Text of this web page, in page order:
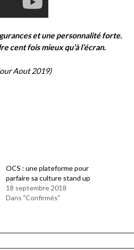
et une personnalité forte.
cent fois mieux qu’à l’écran.
Aout 2019)
OCS : une plateforme pour
parfaire sa culture stand up
18 septembre 2018
Dans "Confirmés"